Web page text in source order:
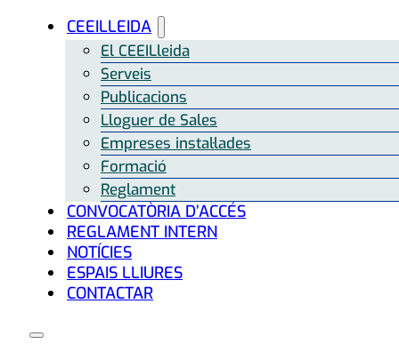
CEEILLEIDA
El CEEILleida
Serveis
Publicacions
Lloguer de Sales
Empreses instal·lades
Formació
Reglament
CONVOCATÒRIA D’ACCÉS
REGLAMENT INTERN
NOTÍCIES
ESPAIS LLIURES
CONTACTAR